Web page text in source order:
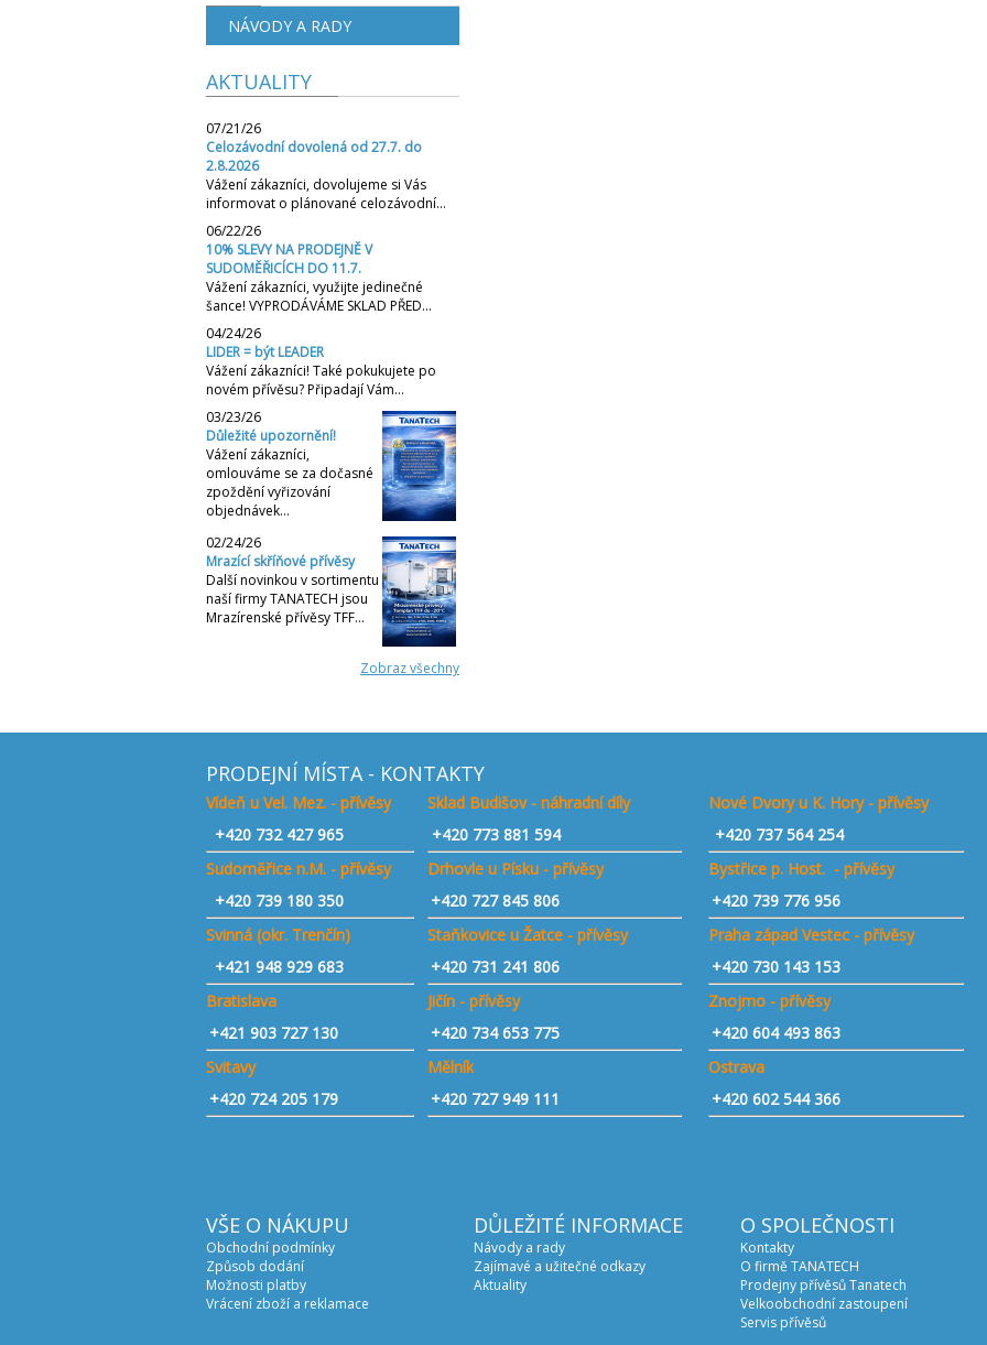
NÁVODY A RADY
AKTUALITY
07/21/26
Celozávodní dovolená od 27.7. do
2.8.2026
Vážení zákazníci, dovolujeme si Vás
informovat o plánované celozávodní…
06/22/26
10% SLEVY NA PRODEJNĚ V
SUDOMĚŘICÍCH DO 11.7.
Vážení zákazníci, využijte jedinečné
šance! VYPRODÁVÁME SKLAD PŘED…
04/24/26
LIDER = být LEADER
Vážení zákazníci! Také pokukujete po
novém přívěsu? Připadají Vám…
03/23/26
Důležité upozornění!
Vážení zákazníci,
omlouváme se za dočasné
zpoždění vyřizování
objednávek…
02/24/26
Mrazící skříňové přívěsy
Další novinkou v sortimentu
naší firmy TANATECH jsou
Mrazírenské přívěsy TFF…
Zobraz všechny
PRODEJNÍ MÍSTA - KONTAKTY
Vídeň u Vel. Mez. - přívěsy
+420 732 427 965
Sudoměřice n.M. - přívěsy
+420 739 180 350
Svinná (okr. Trenčín)
+421 948 929 683
Bratislava
+421 903 727 130
Svitavy
+420 724 205 179
Sklad Budišov - náhradní díly
+420 773 881 594
Nové Dvory u K. Hory - přívěsy
+420 737 564 254
Drhovle u Písku - přívěsy
+420 727 845 806
Bystřice p. Host. - přívěsy
+420 739 776 956
Staňkovice u Žatce - přívěsy
+420 731 241 806
Praha západ Vestec - přívěsy
+420 730 143 153
Jičín - přívěsy
+420 734 653 775
Znojmo - přívěsy
+420 604 493 863
Mělník
+420 727 949 111
Ostrava
+420 602 544 366
VŠE O NÁKUPU
Obchodní podmínky
Způsob dodání
Možnosti platby
Vrácení zboží a reklamace
DŮLEŽITÉ INFORMACE
Návody a rady
Zajímavé a užitečné odkazy
Aktuality
O SPOLEČNOSTI
Kontakty
O firmě TANATECH
Prodejny přívěsů Tanatech
Velkoobchodní zastoupení
Servis přívěsů